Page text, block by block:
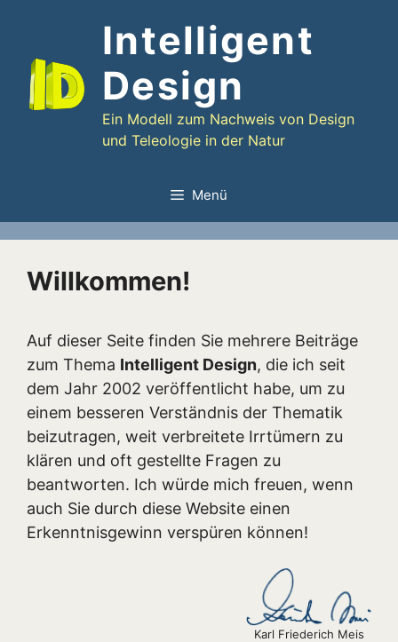
springen
Intelligent
Design
Ein Modell zum Nachweis von Design
und Teleologie in der Natur
Menü
Willkommen!
Auf dieser Seite finden Sie mehrere Beiträge
zum Thema Intelligent Design, die ich seit
dem Jahr 2002 veröffentlicht habe, um zu
einem besseren Verständnis der Thematik
beizutragen, weit verbreitete Irrtümern zu
klären und oft gestellte Fragen zu
beantworten. Ich würde mich freuen, wenn
auch Sie durch diese Website einen
Erkenntnisgewinn verspüren können!
Karl Friederich Meis